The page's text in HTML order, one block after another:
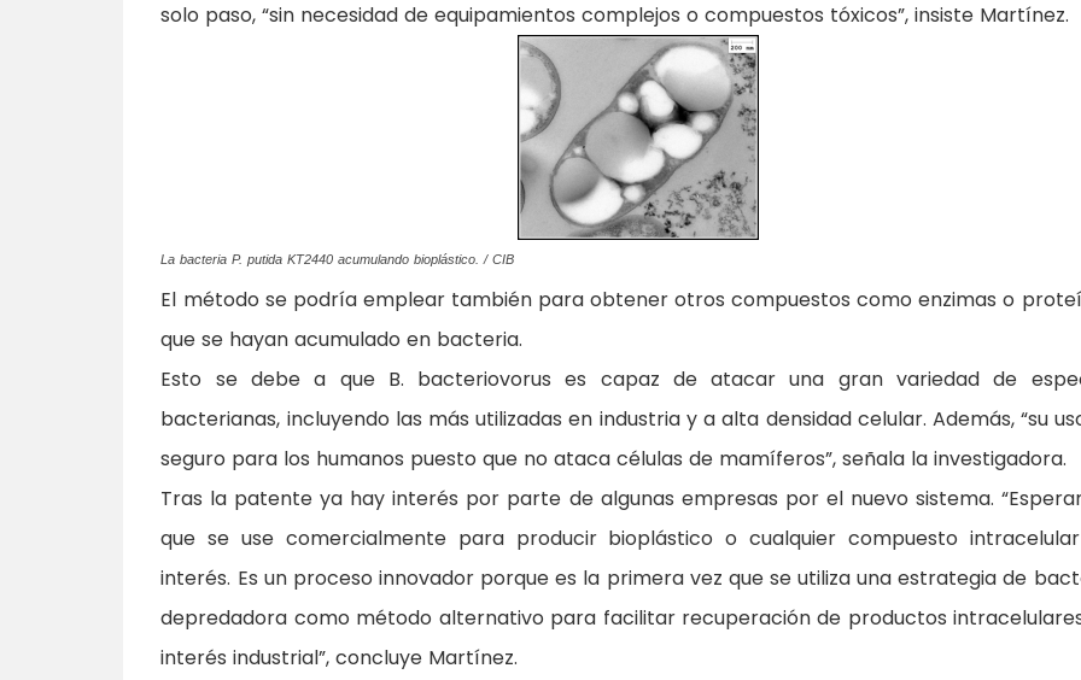
solo paso, “sin necesidad de equipamientos complejos o compuestos tóxicos”, insiste Martínez.
La bacteria P. putida KT2440 acumulando bioplástico. / CIB
El método se podría emplear también para obtener otros compuestos como enzimas o
que se hayan acumulado en bacteria.
Esto se debe a que B. bacteriovorus es capaz de atacar una gran variedad de
bacterianas, incluyendo las más utilizadas en industria y a alta densidad celular. Además, “su
seguro para los humanos puesto que no ataca células de mamíferos”, señala la investigadora.
Tras la patente ya hay interés por parte de algunas empresas por el nuevo sistema.
que se use comercialmente para producir bioplástico o cualquier compuesto
interés. Es un proceso innovador porque es la primera vez que se utiliza una estrategia de
depredadora como método alternativo para facilitar recuperación de productos
interés industrial”, concluye Martínez.